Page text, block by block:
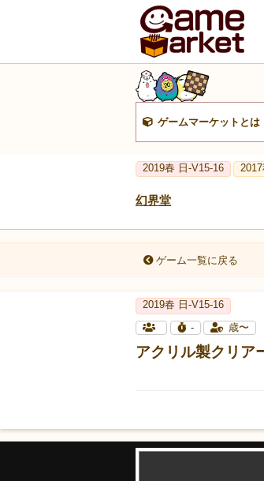
ゲームマーケットとは
2019春 日-V15-16
幻界堂
ゲーム一覧に戻る
2019春 日-V15-16
-
歳〜
アクリル製クリア